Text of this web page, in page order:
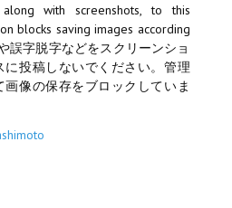
with screenshots, to this
blocks saving images according
誤字脱字などをスクリーンショ
に投稿しないでください。管理
像の保存をブロックしていま